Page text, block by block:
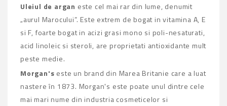
Uleiul de argan este cel mai rar din lume, denumit
„aurul Marocului”. Este extrem de bogat in vitamina A, E
si F, foarte bogat in acizi grasi mono si poli-nesaturati,
acid linoleic si steroli, are proprietati antioxidante mult
peste medie.
Morgan's este un brand din Marea Britanie care a luat
nastere în 1873. Morgan's este poate unul dintre cele
mai mari nume din industria cosmeticelor si